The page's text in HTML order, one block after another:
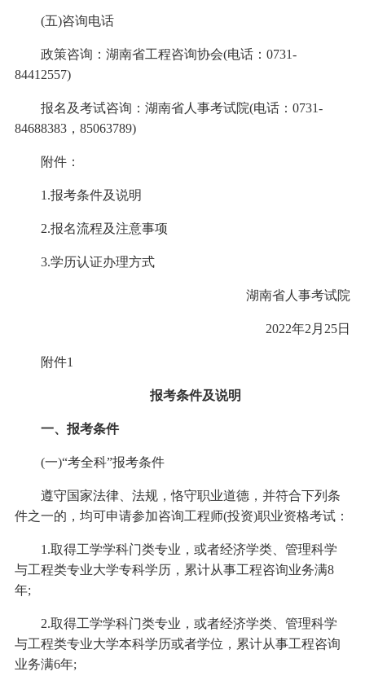
(五)咨询电话
政策咨询：湖南省工程咨询协会(电话：0731-
84412557)
报名及考试咨询：湖南省人事考试院(电话：0731-
84688383，85063789)
附件：
1.报考条件及说明
2.报名流程及注意事项
3.学历认证办理方式
湖南省人事考试院
2022年2月25日
附件1
报考条件及说明
一、报考条件
(一)“考全科”报考条件
遵守国家法律、法规，恪守职业道德，并符合下列条
件之一的，均可申请参加咨询工程师(投资)职业资格考试：
1.取得工学学科门类专业，或者经济学类、管理科学
与工程类专业大学专科学历，累计从事工程咨询业务满8
年;
2.取得工学学科门类专业，或者经济学类、管理科学
与工程类专业大学本科学历或者学位，累计从事工程咨询
业务满6年;